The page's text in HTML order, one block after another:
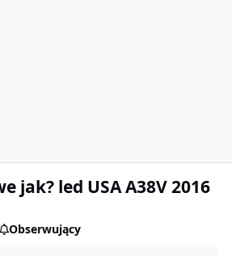
jak? led USA A38V 2016
Obserwujący